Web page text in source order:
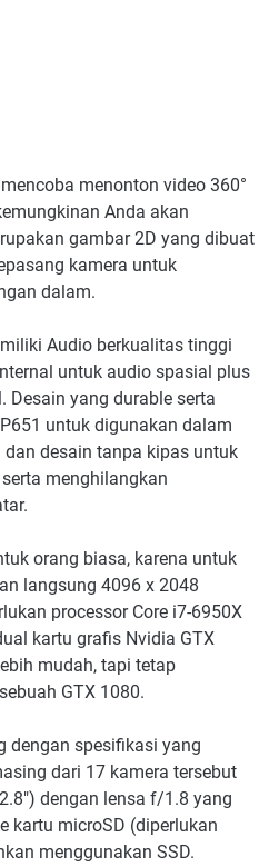
menonton video 360°
Anda akan
gambar 2D yang dibuat
kamera untuk
dalam.
Audio berkualitas tinggi
untuk audio spasial plus
Desain yang durable serta
untuk digunakan dalam
desain tanpa kipas untuk
menghilangkan
orang biasa, karena untuk
langsung 4096 x 2048
processor Core i7-6950X
kartu grafis Nvidia GTX
mudah, tapi tetap
GTX 1080.
dengan spesifikasi yang
dari 17 kamera tersebut
dengan lensa f/1.8 yang
kartu microSD (diperlukan
menggunakan SSD.